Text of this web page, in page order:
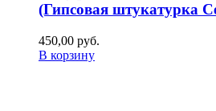
(Гипсовая штукатурка
450,00 руб.
В корзину